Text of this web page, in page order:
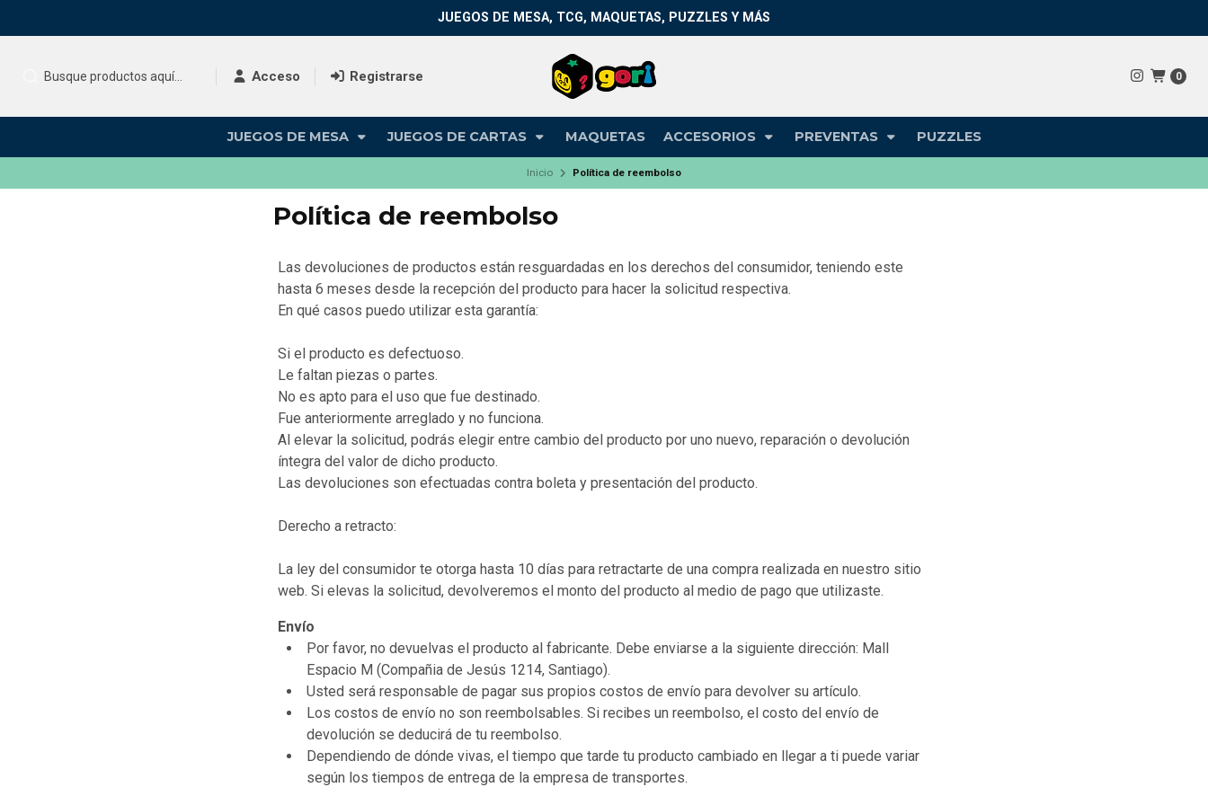
Acceso Registrarse 0
JUEGOS DE MESA JUEGOS DE CARTAS MAQUETAS ACCESORIOS PREVENTAS PUZZLES
JUEGOS DE MESA, TCG, MAQUETAS, PUZZLES Y MÁS
Inicio Política de reembolso
Política de reembolso
Las devoluciones de productos están resguardadas en los derechos del consumidor, teniendo este
hasta 6 meses desde la recepción del producto para hacer la solicitud respectiva.
En qué casos puedo utilizar esta garantía:
Si el producto es defectuoso.
Le faltan piezas o partes.
No es apto para el uso que fue destinado.
Fue anteriormente arreglado y no funciona.
Al elevar la solicitud, podrás elegir entre cambio del producto por uno nuevo, reparación o devolución
íntegra del valor de dicho producto.
Las devoluciones son efectuadas contra boleta y presentación del producto.
Derecho a retracto:
La ley del consumidor te otorga hasta 10 días para retractarte de una compra realizada en nuestro sitio
web. Si elevas la solicitud, devolveremos el monto del producto al medio de pago que utilizaste.
Envío
Por favor, no devuelvas el producto al fabricante. Debe enviarse a la siguiente dirección: Mall
Espacio M (Compañia de Jesús 1214, Santiago).
Usted será responsable de pagar sus propios costos de envío para devolver su artículo.
Los costos de envío no son reembolsables. Si recibes un reembolso, el costo del envío de
devolución se deducirá de tu reembolso.
Dependiendo de dónde vivas, el tiempo que tarde tu producto cambiado en llegar a ti puede variar
según los tiempos de entrega de la empresa de transportes.